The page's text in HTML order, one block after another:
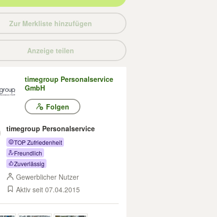
Zur Merkliste hinzufügen
Anzeige teilen
timegroup Personalservice
GmbH
Folgen
timegroup Personalservice
TOP Zufriedenheit
Freundlich
Zuverlässig
Gewerblicher Nutzer
Aktiv seit 07.04.2015